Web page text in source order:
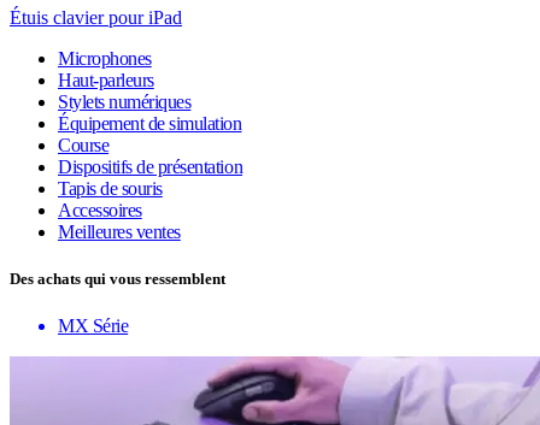
Étuis clavier pour iPad
Microphones
Haut-parleurs
Stylets numériques
Équipement de simulation
Course
Dispositifs de présentation
Tapis de souris
Accessoires
Meilleures ventes
Des achats qui vous ressemblent
MX Série